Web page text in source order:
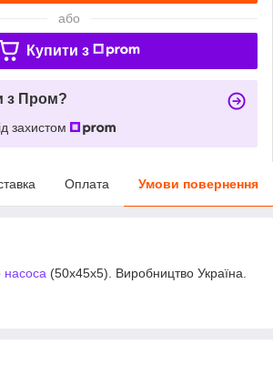
або
Купити з
з Пром?
захистом
Оплата Умови повернення
насоса (50х45х5). Виробництво Україна.